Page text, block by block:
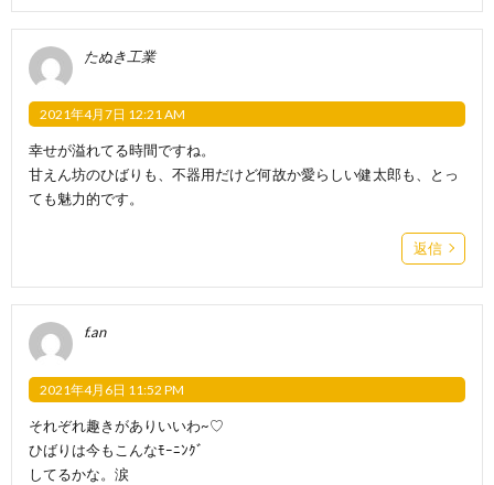
たぬき工業
2021年4月7日 12:21 AM
幸せが溢れてる時間ですね。
甘えん坊のひばりも、不器用だけど何故か愛らしい健太郎も、とっ
ても魅力的です。
返信
f.an
2021年4月6日 11:52 PM
それぞれ趣きがありいいわ~♡
ひばりは今もこんなﾓｰﾆﾝｸﾞ
してるかな。涙